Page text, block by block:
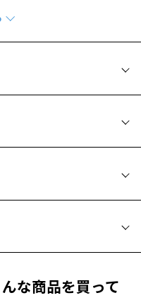
アサングラス
いこだわりが感じられる仕
線のみならず、420nm(ナノメ
ートもプラス。
ット) ページをみる
金を知りたい方へ
証
券」をお選びのうえ、
買い求めください。
な商品を買って